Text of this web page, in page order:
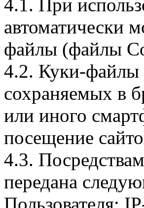
4.1. При
автоматически
файлы (файлы
4.2. Куки-файлы
сохраняемых в
или иного
посещение
4.3.
передана